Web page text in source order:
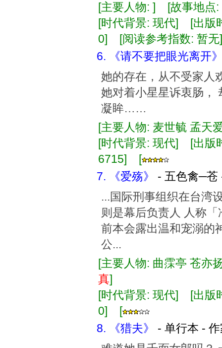
[主要人物: ] [故事地
[时代背景: 现代] [出版
0] [阅读参考指数: 暂无]
6. 《请不要把眼光离开
她的存在，从不受家人
她对着小星星诉衷肠，
凝眸……
[主要人物: 麦世毓 孟
[时代背景: 现代] [出版
6715] [
7. 《爱殇》
- 五色禽─
...国际刑事组织在台湾
则是幕后负责人 人称
前本会露出温和宠溺的
公...
[主要人物: 曲霂亭 苍
真]
[时代背景: 现代] [出版
0] [
8. 《猎夫》
- 单行本 -